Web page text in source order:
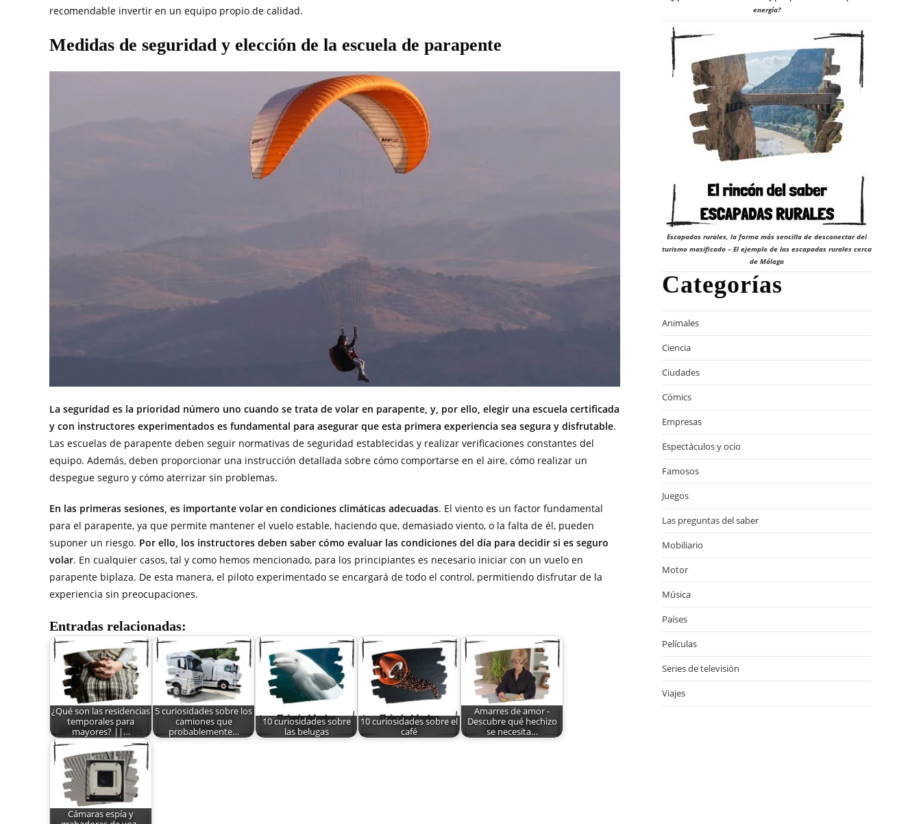
recomendable invertir en un equipo propio de calidad.
Medidas de seguridad y elección de la escuela de parapente
La seguridad es la prioridad número uno cuando se trata de volar en parapente, y, por ello, elegir una escuela certificada
y con instructores experimentados es fundamental para asegurar que esta primera experiencia sea segura y disfrutable.
Las escuelas de parapente deben seguir normativas de seguridad establecidas y realizar verificaciones constantes del
equipo. Además, deben proporcionar una instrucción detallada sobre cómo comportarse en el aire, cómo realizar un
despegue seguro y cómo aterrizar sin problemas.
En las primeras sesiones, es importante volar en condiciones climáticas adecuadas. El viento es un factor fundamental
para el parapente, ya que permite mantener el vuelo estable, haciendo que, demasiado viento, o la falta de él, pueden
suponer un riesgo. Por ello, los instructores deben saber cómo evaluar las condiciones del día para decidir si es seguro
volar. En cualquier casos, tal y como hemos mencionado, para los principiantes es necesario iniciar con un vuelo en
parapente biplaza. De esta manera, el piloto experimentado se encargará de todo el control, permitiendo disfrutar de la
experiencia sin preocupaciones.
Entradas relacionadas:
¿Qué son las residencias
temporales para
mayores? ||…
5 curiosidades sobre los
camiones que
probablemente…
10 curiosidades sobre
las belugas
10 curiosidades sobre el
café
Amarres de amor -
Descubre qué hechizo
se necesita…
Cámaras espía y
energía?
Escapadas rurales, la forma más sencilla de desconectar del
turismo masificado – El ejemplo de las escapadas rurales cerca
de Málaga
Categorías
Animales
Ciencia
Ciudades
Cómics
Empresas
Espectáculos y ocio
Famosos
Juegos
Las preguntas del saber
Mobiliario
Motor
Música
Países
Películas
Series de televisión
Viajes